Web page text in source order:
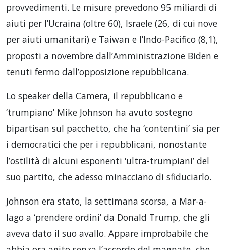
provvedimenti. Le misure prevedono 95 miliardi di
aiuti per l’Ucraina (oltre 60), Israele (26, di cui nove
per aiuti umanitari) e Taiwan e l’Indo-Pacifico (8,1),
proposti a novembre dall’Amministrazione Biden e
tenuti fermo dall’opposizione repubblicana.
Lo speaker della Camera, il repubblicano e
‘trumpiano’ Mike Johnson ha avuto sostegno
bipartisan sul pacchetto, che ha ‘contentini’ sia per
i democratici che per i repubblicani, nonostante
l’ostilità di alcuni esponenti ‘ultra-trumpiani’ del
suo partito, che adesso minacciano di sfiduciarlo.
Johnson era stato, la settimana scorsa, a Mar-a-
lago a ‘prendere ordini’ da Donald Trump, che gli
aveva dato il suo avallo. Appare improbabile che